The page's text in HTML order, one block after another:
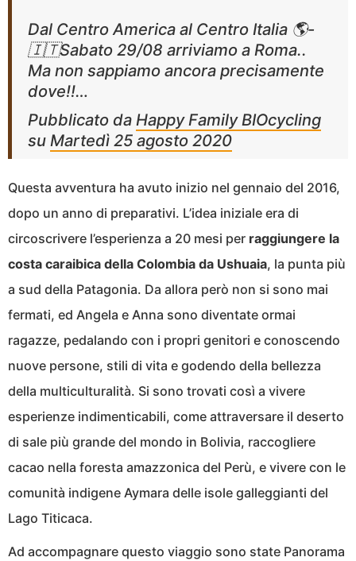
Dal Centro America al Centro Italia 🌎-
🇮🇹Sabato 29/08 arriviamo a Roma..
Ma non sappiamo ancora precisamente
dove!!…
Pubblicato da Happy Family BIOcycling
su Martedì 25 agosto 2020
Questa avventura ha avuto inizio nel gennaio del 2016,
dopo un anno di preparativi. L’idea iniziale era di
circoscrivere l’esperienza a 20 mesi per raggiungere la
costa caraibica della Colombia da Ushuaia, la punta più
a sud della Patagonia. Da allora però non si sono mai
fermati, ed Angela e Anna sono diventate ormai
ragazze, pedalando con i propri genitori e conoscendo
nuove persone, stili di vita e godendo della bellezza
della multiculturalità. Si sono trovati così a vivere
esperienze indimenticabili, come attraversare il deserto
di sale più grande del mondo in Bolivia, raccogliere
cacao nella foresta amazzonica del Perù, e vivere con le
comunità indigene Aymara delle isole galleggianti del
Lago Titicaca.
Ad accompagnare questo viaggio sono state Panorama